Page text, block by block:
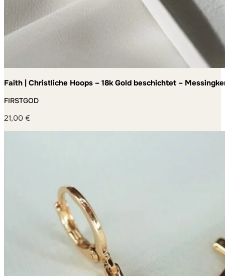
Faith | Christliche Hoops – 18k Gold beschichtet –
FIRSTGOD
21,00 €